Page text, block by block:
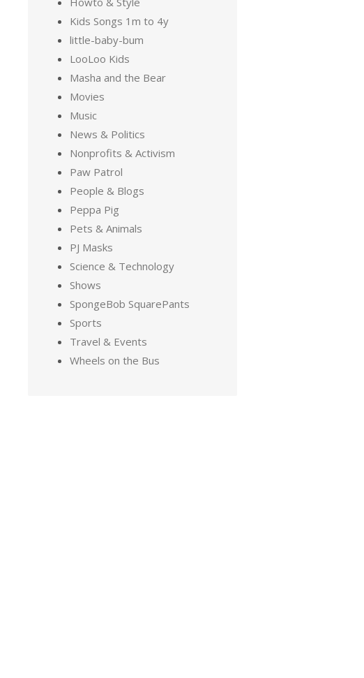
Kids Songs 1m to 4y
little-baby-bum
LooLoo Kids
Masha and the Bear
Movies
Music
News & Politics
Nonprofits & Activism
Paw Patrol
People & Blogs
Peppa Pig
Pets & Animals
PJ Masks
Science & Technology
Shows
SpongeBob SquarePants
Sports
Travel & Events
Wheels on the Bus